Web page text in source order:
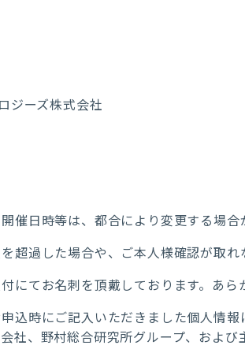
ジーズ株式会社
催日時等は、都合により変更する場合
超過した場合や、ご本人様確認が取れ
にてお名刺を頂戴しております。あら
込時にご記入いただきました個人情
社、野村総合研究所グループ、およ